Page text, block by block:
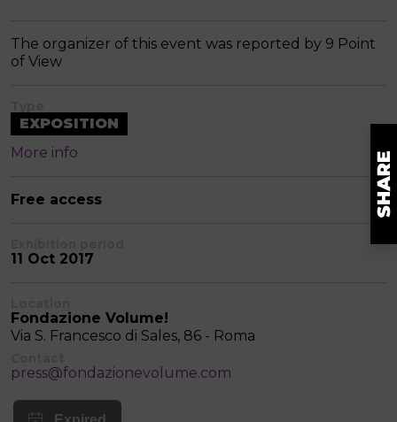
The organizer of this event was reported by 9 Point
of View
EXPOSITION
More info
Free access
11 Oct 2017
Fondazione Volume!
Via S. Francesco di Sales, 86 - Roma
press@fondazionevolume.com